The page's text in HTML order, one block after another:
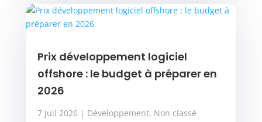
Prix développement logiciel
offshore : le budget à préparer en
2026
7 Juil 2026| Développement, Non classé